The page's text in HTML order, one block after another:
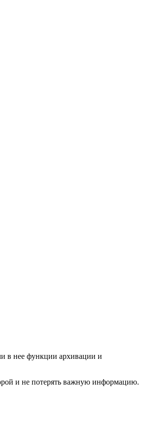
в нее функции архивации и
и не потерять важную информацию.